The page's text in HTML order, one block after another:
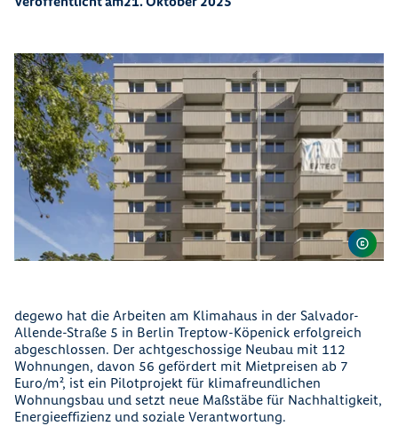
degewo hat die Arbeiten am Klimahaus in der Salvador-
Allende-Straße 5 in Berlin Treptow-Köpenick erfolgreich
abgeschlossen. Der achtgeschossige Neubau mit 112
Wohnungen, davon 56 gefördert mit Mietpreisen ab 7
Euro/m², ist ein Pilotprojekt für klimafreundlichen
Wohnungsbau und setzt neue Maßstäbe für Nachhaltigkeit,
Energieeffizienz und soziale Verantwortung.